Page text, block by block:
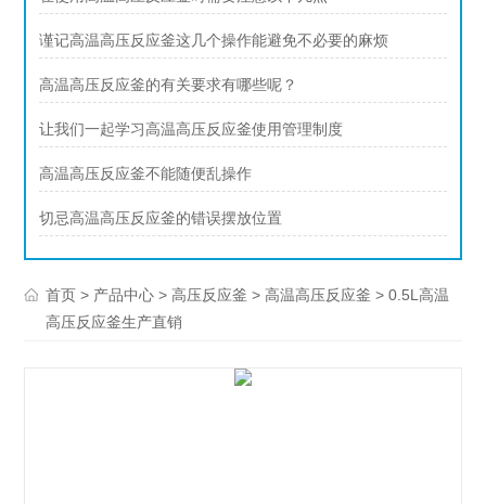
谨记高温高压反应釜这几个操作能避免不必要的麻烦
高温高压反应釜的有关要求有哪些呢？
让我们一起学习高温高压反应釜使用管理制度
高温高压反应釜不能随便乱操作
切忌高温高压反应釜的错误摆放位置
首页 > 产品中心 >高压反应釜 >高温高压反应釜 > 0.5L高温
高压反应釜生产直销